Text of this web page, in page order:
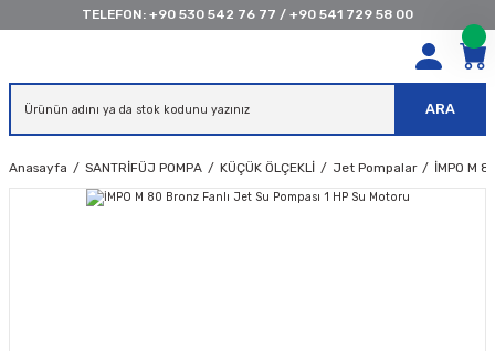
TELEFON: +90 530 542 76 77 / +90 541 729 58 00
ARA
Anasayfa SANTRİFÜJ POMPA KÜÇÜK ÖLÇEKLİ Jet Pompalar İMPO M